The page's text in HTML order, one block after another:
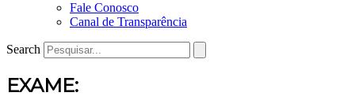
Fale Conosco
Canal de Transparência
Search
EXAME: